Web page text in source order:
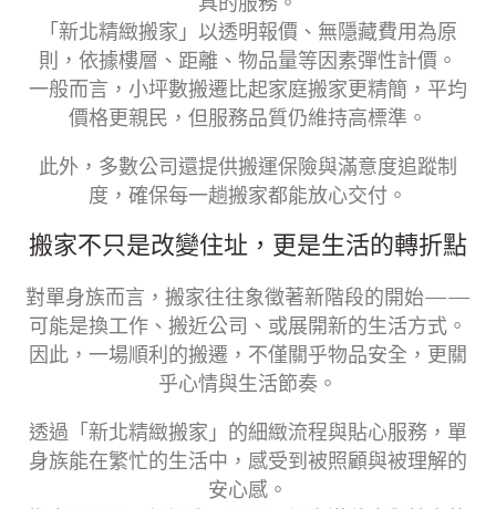
「新北精緻搬家」以透明報價、無隱藏費用為原
則，依據樓層、距離、物品量等因素彈性計價。
一般而言，小坪數搬遷比起家庭搬家更精簡，平均
價格更親民，但服務品質仍維持高標準。
此外，多數公司還提供搬運保險與滿意度追蹤制
度，確保每一趟搬家都能放心交付。
搬家不只是改變住址，更是生活的轉折點
對單身族而言，搬家往往象徵著新階段的開始——
可能是換工作、搬近公司、或展開新的生活方式。
因此，一場順利的搬遷，不僅關乎物品安全，更關
乎心情與生活節奏。
透過「新北精緻搬家」的細緻流程與貼心服務，單
身族能在繁忙的生活中，感受到被照顧與被理解的
安心感。